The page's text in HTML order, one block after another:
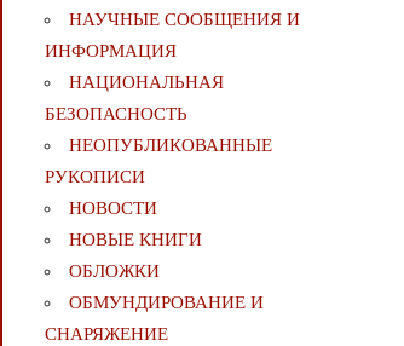
НАУЧНЫЕ СООБЩЕНИЯ И
ИНФОРМАЦИЯ
НАЦИОНАЛЬНАЯ
БЕЗОПАСНОСТЬ
НЕОПУБЛИКОВАННЫЕ
РУКОПИСИ
НОВОСТИ
НОВЫЕ КНИГИ
ОБЛОЖКИ
ОБМУНДИРОВАНИЕ И
СНАРЯЖЕНИЕ